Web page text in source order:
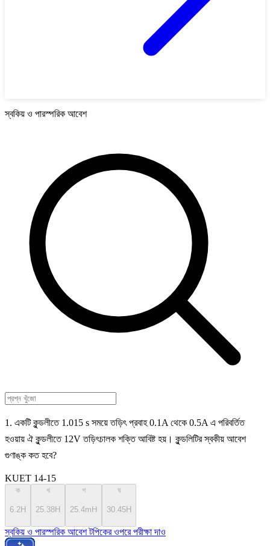
স্বকিয় ও পারস্পরিক আবেশ
1. একটি কুন্ডলীতে 1.015 s সময়ে তড়িৎ প্রবাহ 0.1A থেকে 0.5A এ পরিবর্তিত
হওয়ায় ঐ কুন্ডলীতে 12V তড়িৎচালক শক্তি আবিষ্ট হয়। কুন্ডলিটির স্বকীয় আবেশ
গুণাঙ্ক কত হবে?
KUET 14-15
ক
6.2H
খ
25.38H
গ
25.4mH
ঘ
30.45H
স্বকিয় ও পারস্পরিক আবেশ টপিকের ওপরে পরীক্ষা দাও